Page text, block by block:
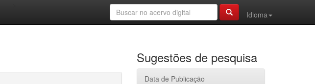
Idioma
Sugestões de pesquisa
Data de Publicação